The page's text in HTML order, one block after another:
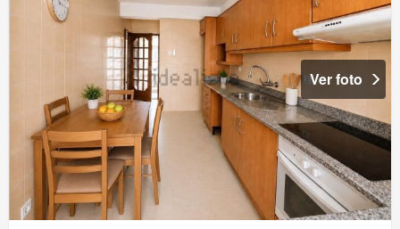
Ver foto